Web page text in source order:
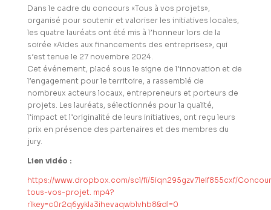
Dans le cadre du concours «Tous à vos projets»,
organisé pour soutenir et valoriser les initiatives locales,
les quatre lauréats ont été mis à l’honneur lors de la
soirée «Aides aux financements des entreprises», qui
s’est tenue le 27 novembre 2024.
Cet événement, placé sous le signe de l’innovation et de
l’engagement pour le territoire, a rassemblé de
nombreux acteurs locaux, entrepreneurs et porteurs de
projets. Les lauréats, sélectionnés pour la qualité,
l’impact et l’originalité de leurs initiatives, ont reçu leurs
prix en présence des partenaires et des membres du
jury.
Lien vidéo :
https://www.dropbox.com/scl/fi/5iqn295gzv7leif855cxf/
tous-vos-projet. mp4?
rlkey=c0r2q6yykla3ihevaqwblvhb8&dl=0